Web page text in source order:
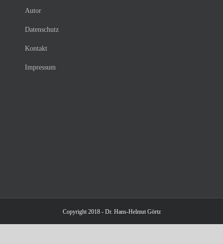
Autor
Datenschutz
Kontakt
Impressum
Copyright 2018 - Dr. Hans-Helmut Görtz